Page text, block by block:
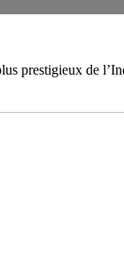
prestigieux de